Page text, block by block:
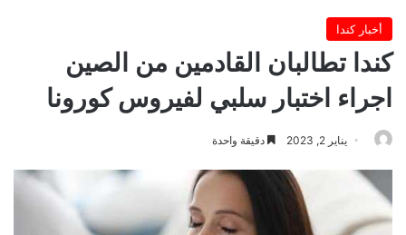
أخبار كندا
كندا تطالبان القادمين من الصين
اجراء اختبار سلبي لفيروس كورونا
يناير 2, 2023 دقيقة واحدة